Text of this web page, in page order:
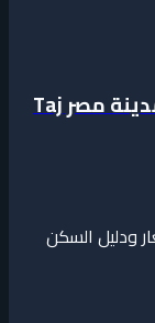
كمبوند تاج سيتي القاهرة الجديدة مدينة مصر Taj